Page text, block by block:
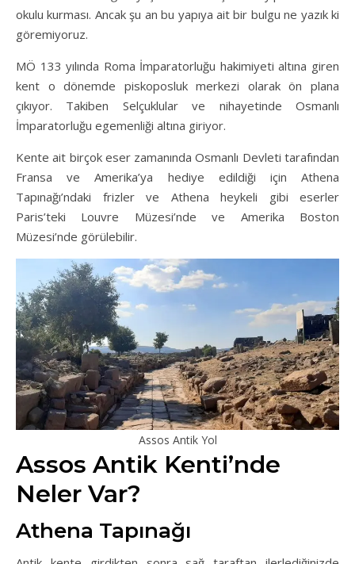
okulu kurması. Ancak şu an bu yapıya ait bir bulgu ne yazık ki
göremiyoruz.
MÖ 133 yılında Roma İmparatorluğu hakimiyeti altına giren
kent o dönemde piskoposluk merkezi olarak ön plana
çıkıyor. Takiben Selçuklular ve nihayetinde Osmanlı
İmparatorluğu egemenliği altına giriyor.
Kente ait birçok eser zamanında Osmanlı Devleti tarafından
Fransa ve Amerika’ya hediye edildiği için Athena
Tapınağı’ndaki frizler ve Athena heykeli gibi eserler
Paris’teki Louvre Müzesi’nde ve Amerika Boston
Müzesi’nde görülebilir.
Assos Antik Yol
Assos Antik Kenti’nde
Neler Var?
Athena Tapınağı